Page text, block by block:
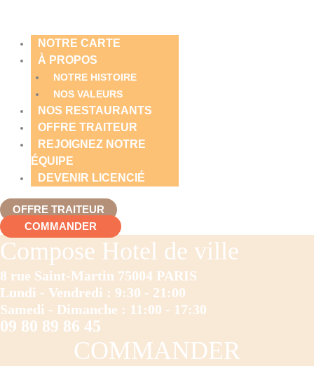
NOTRE CARTE
À PROPOS
NOTRE HISTOIRE
NOS VALEURS
NOS RESTAURANTS
OFFRE TRAITEUR
REJOIGNEZ NOTRE
ÉQUIPE
DEVENIR LICENCIÉ
OFFRE TRAITEUR
COMMANDER
Compose Hotel de ville
8 rue Saint-Martin 75004 PARIS
Lundi - Vendredi : 9:30 - 21:00
Samedi - Dimanche : 11:00 - 17:30
09 80 89 86 45
COMMANDER